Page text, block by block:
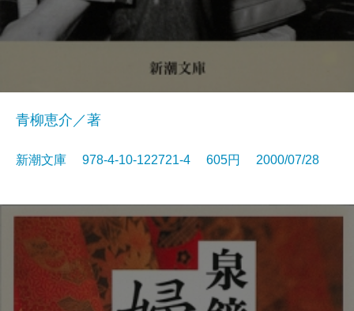
青柳恵介／著
新潮文庫 978-4-10-122721-4 605円 2000/07/28